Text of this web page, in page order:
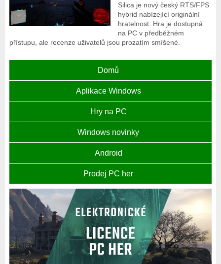
Silica je nový český RTS/FPS
hybrid nabízející originální
hratelnost. Hra je dostupná
na PC v předběžném
přístupu, ale recenze uživatelů jsou prozatím smíšené.
Domů
Aplikace Windows
Hry na PC
Windows novinky
Android
Prodej PC her